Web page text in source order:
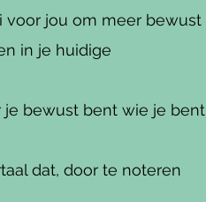
voor jou om meer bewust
in je huidige
je bewust bent wie je bent
dat, door te noteren